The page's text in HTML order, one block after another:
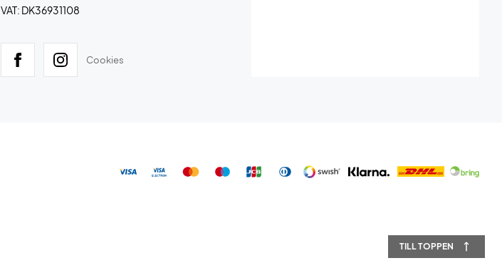
TILL TOPPEN
VAT: DK36931108
Cookies